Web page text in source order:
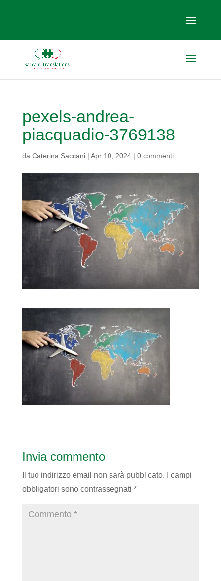
pexels-andrea-
piacquadio-3769138
da Caterina Saccani| Apr 10, 2024| 0 commenti
Invia commento
Il tuo indirizzo email non sarà pubblicato.
I campi
obbligatori sono contrassegnati *